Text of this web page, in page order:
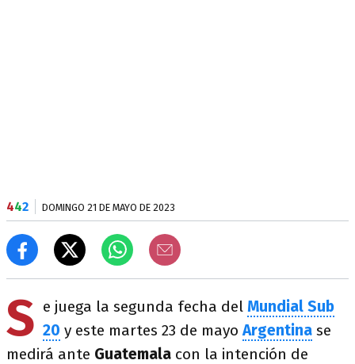
442 DOMINGO 21 DE MAYO DE 2023
S e juega la segunda fecha del Mundial Sub
20 y este martes 23 de mayoArgentina se
medirá ante Guatemala con la intención de